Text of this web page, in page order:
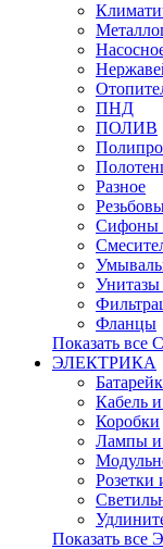
ПНД
ПОЛИВ
Разное
Сифоны
Фланцы
Показать
ЭЛЕКТРИКА
Кабель
Коробки
Лампы
Розетки
Показать